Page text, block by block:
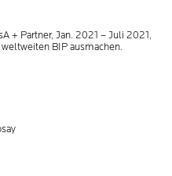
+ Partner, Jan. 2021 – Juli 2021,
BIP ausmachen.